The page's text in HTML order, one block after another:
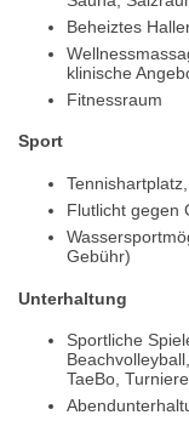
Beheiztes
klinische
Fitnessraum
Sport
Flutlicht gegen
Gebühr)
Unterhaltung
Sportliche
TaeBo,